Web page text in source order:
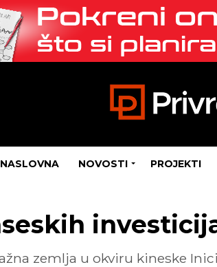
NASLOVNA NOVOSTI PROJEKTI
zemlja u okviru kineske